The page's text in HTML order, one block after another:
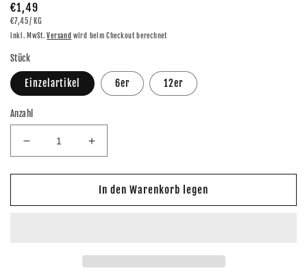
Normaler
Preis
€1,49
GRUNDPREIS
€7,45/ PRO
KG
inkl. MwSt.Versand wird beim Checkout berechnet
Stück
Einzelartikel 6er 12er
Anzahl
Verringere
die
Menge
Rokoma
Erhöhe
die
Menge
für
Rokoma
In den Warenkorb legen